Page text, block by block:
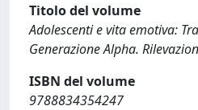
Titolo del volume
Adolescenti e vita emotiva:
Generazione Alpha.
ISBN del volume
9788834354247